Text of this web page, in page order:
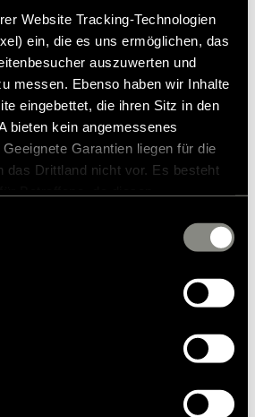
Website Tracking-Technologien
ein, die es uns ermöglichen, das
auszuwerten und
messen. Ebenso haben wir Inhalte
eingebettet, die ihren Sitz in den
bieten kein angemessenes
Garantien liegen für die
das Drittland nicht vor. Es besteht
Dienstleister können Daten für
Informationen finden Sie in
. Akzeptieren Sie oder
Sie uns Ihre Einwilligung zur
zu den genannten Zwecken. Die
kann jederzeit über die